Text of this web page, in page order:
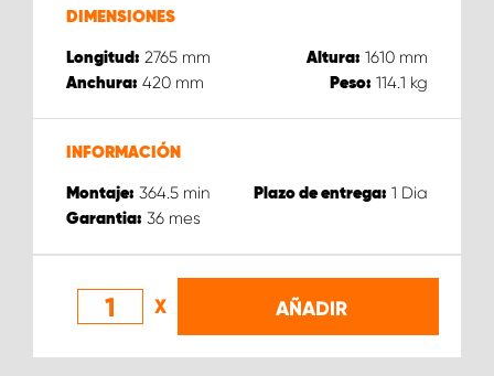
DIMENSIONES
Longitud: 2765 mm Altura: 1610 mm
Anchura: 420 mm Peso: 114.1 kg
INFORMACIÓN
Montaje: 364.5 min Plazo de entrega: 1 Dia
Garantia: 36 mes
X AÑADIR